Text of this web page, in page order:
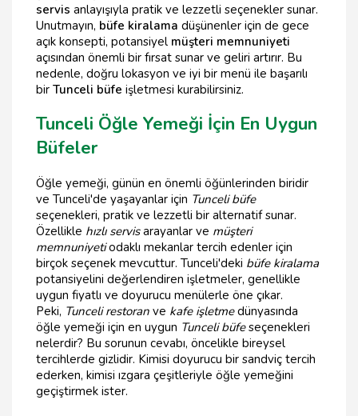
servis anlayışıyla pratik ve lezzetli seçenekler sunar.
Unutmayın, büfe kiralama düşünenler için de gece
açık konsepti, potansiyel müşteri memnuniyeti
açısından önemli bir fırsat sunar ve geliri artırır. Bu
nedenle, doğru lokasyon ve iyi bir menü ile başarılı
bir Tunceli büfe işletmesi kurabilirsiniz.
Tunceli Öğle Yemeği İçin En Uygun
Büfeler
Öğle yemeği, günün en önemli öğünlerinden biridir
ve Tunceli'de yaşayanlar için Tunceli büfe
seçenekleri, pratik ve lezzetli bir alternatif sunar.
Özellikle hızlı servisarayanlar ve müşteri
memnuniyetiodaklı mekanlar tercih edenler için
birçok seçenek mevcuttur. Tunceli'deki büfe kiralama
potansiyelini değerlendiren işletmeler, genellikle
uygun fiyatlı ve doyurucu menülerle öne çıkar.
Peki, Tunceli restoran ve kafe işletmedünyasında
öğle yemeği için en uygun Tunceli büfeseçenekleri
nelerdir? Bu sorunun cevabı, öncelikle bireysel
tercihlerde gizlidir. Kimisi doyurucu bir sandviç tercih
ederken, kimisi ızgara çeşitleriyle öğle yemeğini
geçiştirmek ister.